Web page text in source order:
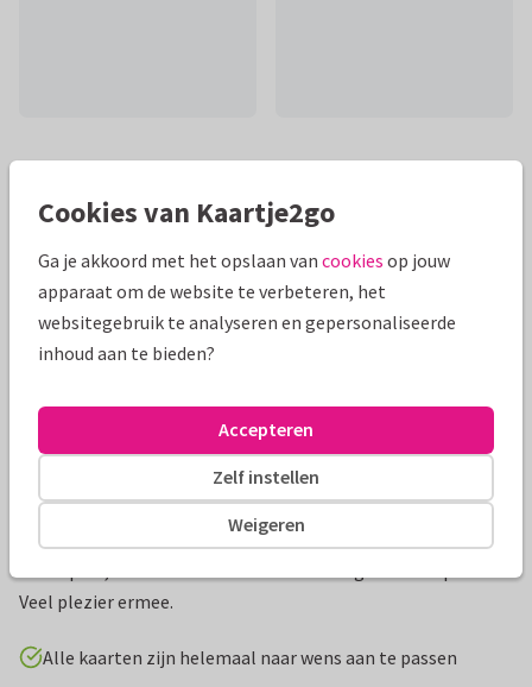
Productinformatie
Bijzonder originele trouwkaart van een stoere motor met
Veel plezier ermee.
Alle kaarten zijn helemaal naar wens aan te passen
Cookies van Kaartje2go
Ga je akkoord met het opslaan van cookies op jouw
apparaat om de website te verbeteren, het
websitegebruik te analyseren en gepersonaliseerde
inhoud aan te bieden?
Weigeren
Zelf instellen
Accepteren